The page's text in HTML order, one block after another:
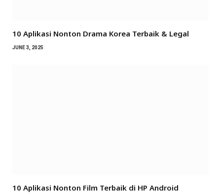
10 Aplikasi Nonton Drama Korea Terbaik & Legal
JUNE 3, 2025
10 Aplikasi Nonton Film Terbaik di HP Android